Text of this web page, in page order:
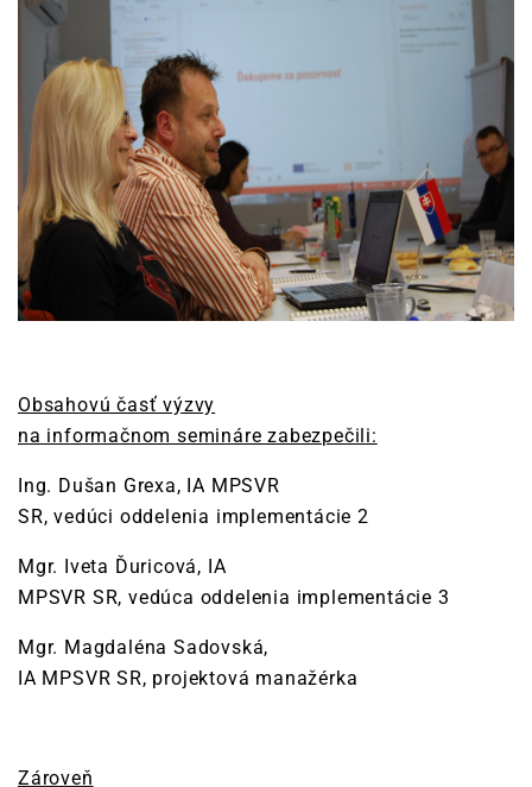
Obsahovú časť výzvy
na informačnom semináre zabezpečili:
Ing. Dušan Grexa, IA MPSVR
SR, vedúci oddelenia implementácie 2
Mgr. Iveta Ďuricová, IA
MPSVR SR, vedúca oddelenia implementácie 3
Mgr. Magdaléna Sadovská,
IA MPSVR SR, projektová manažérka
Zároveň